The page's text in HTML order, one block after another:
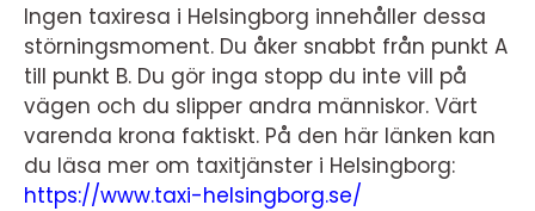
Ingen taxiresa i Helsingborg innehåller dessa
störningsmoment. Du åker snabbt från punkt A
till punkt B. Du gör inga stopp du inte vill på
vägen och du slipper andra människor. Värt
varenda krona faktiskt. På den här länken kan
du läsa mer om taxitjänster i Helsingborg:
https://www.taxi-helsingborg.se/